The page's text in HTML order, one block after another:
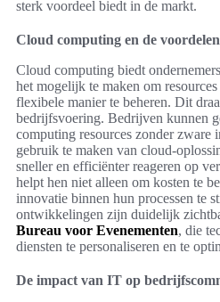
sterk voordeel biedt in de markt.
Cloud computing en de
Cloud computing biedt
het mogelijk te maken om
flexibele manier te beheren. Dit
bedrijfsvoering. Bedrijven kunnen
computing resources zonder zware
gebruik te maken van cloud-
sneller en efficiënter reageren op
helpt hen niet alleen om kosten te
innovatie binnen hun processen te
ontwikkelingen zijn duidelijk
Bureau voor Evenementen, die
diensten te personaliseren en te
De impact van IT op